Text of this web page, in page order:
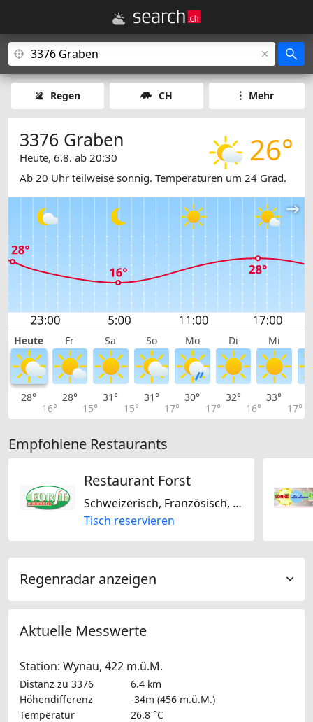
Regen CH Mehr
26°
3376 Graben
Heute, 6.8. ab 20:30
Ab 20 Uhr teilweise sonnig. Temperaturen um 24 Grad.
Heute Fr Sa So Mo Di Mi
28°
16°
28°
15°
31°
15°
31°
17°
30°
17°
32°
16°
33°
17°
Empfohlene Restaurants
Restaurant Forst
Schweizerisch, Französisch, Mitteleuropäisch, Saisonal
Tisch reservieren
Regenradar anzeigen
Aktuelle Messwerte
Station: Wynau, 422 m.ü.M.
Distanz zu 3376
6.4 km
Höhendifferenz
-34m (456 m.ü.M.)
Temperatur
26.8 °C